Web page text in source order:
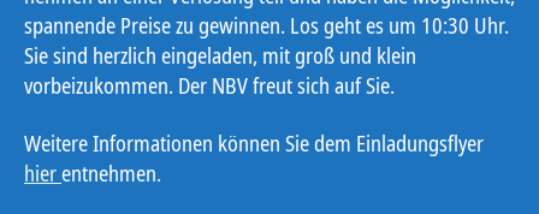
spannende Preise zu gewinnen. Los geht es um 10:30 Uhr.
Sie sind herzlich eingeladen, mit groß und klein
vorbeizukommen. Der NBV freut sich auf Sie.
Weitere Informationen können Sie dem Einladungsflyer
hierentnehmen.